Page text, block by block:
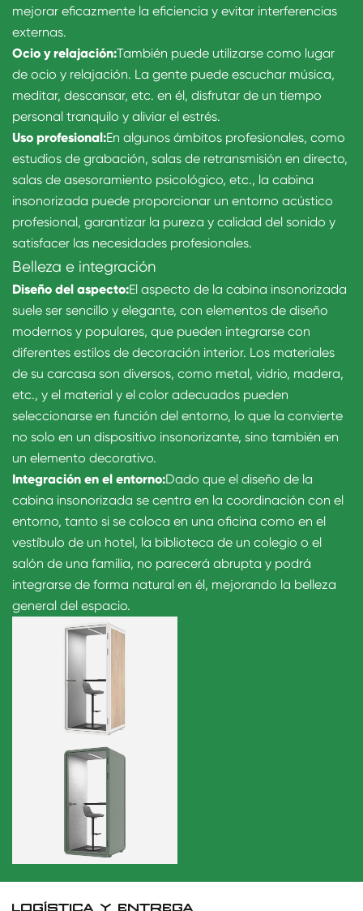
mejorar eficazmente la eficiencia y evitar interferencias
externas.
Ocio y relajación:También puede utilizarse como lugar
de ocio y relajación. La gente puede escuchar música,
meditar, descansar, etc. en él, disfrutar de un tiempo
personal tranquilo y aliviar el estrés.
Uso profesional:En algunos ámbitos profesionales, como
estudios de grabación, salas de retransmisión en directo,
salas de asesoramiento psicológico, etc., la cabina
insonorizada puede proporcionar un entorno acústico
profesional, garantizar la pureza y calidad del sonido y
satisfacer las necesidades profesionales.
Belleza e integración
Diseño del aspecto:El aspecto de la cabina insonorizada
suele ser sencillo y elegante, con elementos de diseño
modernos y populares, que pueden integrarse con
diferentes estilos de decoración interior. Los materiales
de su carcasa son diversos, como metal, vidrio, madera,
etc., y el material y el color adecuados pueden
seleccionarse en función del entorno, lo que la convierte
no solo en un dispositivo insonorizante, sino también en
un elemento decorativo.
Integración en el entorno:Dado que el diseño de la
cabina insonorizada se centra en la coordinación con el
entorno, tanto si se coloca en una oficina como en el
vestíbulo de un hotel, la biblioteca de un colegio o el
salón de una familia, no parecerá abrupta y podrá
integrarse de forma natural en él, mejorando la belleza
general del espacio.